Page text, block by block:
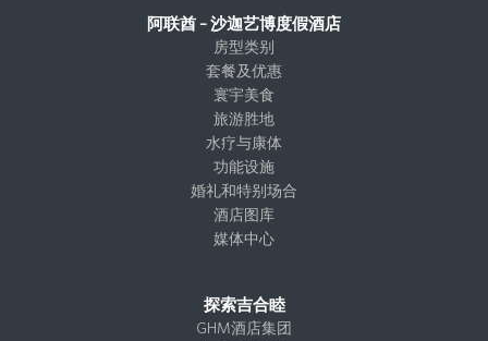
t
e
b
o
o
k
k
e
d
I
n
i
阿联酋 – 沙迦艺博度假酒店
房型类别
套餐及优惠
寰宇美食
旅游胜地
水疗与康体
功能设施
婚礼和特别场合
酒店图库
媒体中心
探索吉合睦
GHM酒店集团